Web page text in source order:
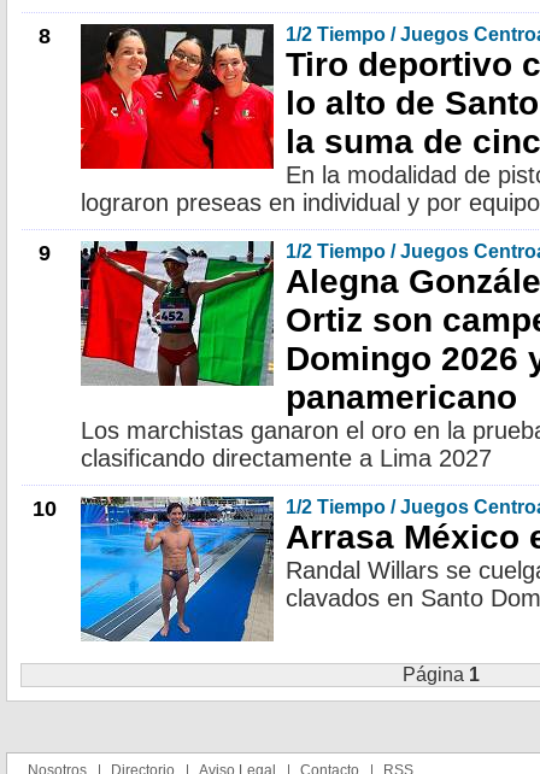
8 1/2 Tiempo / Juegos
Tiro deportivo
lo alto de
la suma de
En la modalidad de
lograron preseas en individual y por equipo
9 1/2 Tiempo / Juegos
Alegna
Ortiz son
Domingo 2026
panamericano
Los marchistas ganaron el oro en la
clasificando directamente a Lima 2027
10 1/2 Tiempo / Juegos
Arrasa México
Randal Willars se
clavados en Santo
Página 1
Nosotros Directorio Aviso Legal Contacto RSS